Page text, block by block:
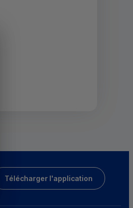
Télécharger l'application